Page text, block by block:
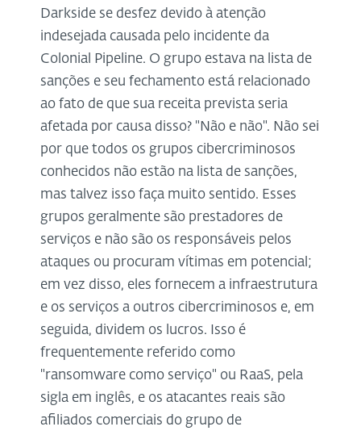
Darkside se desfez devido à atenção
indesejada causada pelo incidente da
Colonial Pipeline. O grupo estava na lista de
sanções e seu fechamento está relacionado
ao fato de que sua receita prevista seria
afetada por causa disso? "Não e não". Não sei
por que todos os grupos cibercriminosos
conhecidos não estão na lista de sanções,
mas talvez isso faça muito sentido. Esses
grupos geralmente são prestadores de
serviços e não são os responsáveis ​​pelos
ataques ou procuram vítimas em potencial;
em vez disso, eles fornecem a infraestrutura
e os serviços a outros cibercriminosos e, em
seguida, dividem os lucros. Isso é
frequentemente referido como
"ransomware como serviço" ou RaaS, pela
sigla em inglês, e os atacantes reais são
afiliados comerciais do grupo de